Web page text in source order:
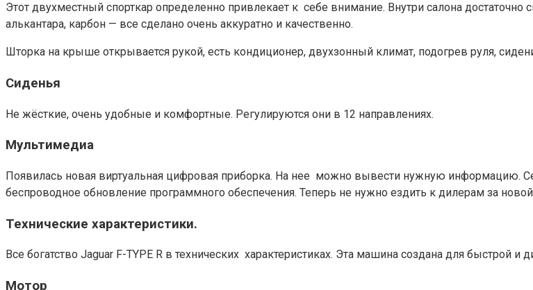
Этот двухместный спорткар определенно привлекает к себе внимание. Внутри салона
алькантара, карбон — все сделано очень аккуратно и качественно.
Шторка на крыше открывается рукой, есть кондиционер, двухзонный климат, подогрев руля,
Сиденья
Не жёсткие, очень удобные и комфортные. Регулируются они в 12 направлениях.
Мультимедиа
Появилась новая виртуальная цифровая приборка. На нее можно вывести нужную информацию.
беспроводное обновление программного обеспечения. Теперь не нужно ездить к дилерам за
Технические характеристики.
Все богатство Jaguar F-TYPE R в технических характеристиках. Эта машина создана для быстрой и
Мотор